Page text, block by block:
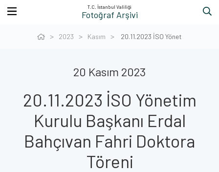
T.C. İstanbul Valiliği
Fotoğraf Arşivi
2023 Kasım 20.11.2023 İSO Yönet
20 Kasım 2023
20.11.2023 İSO Yönetim
Kurulu Başkanı Erdal
Bahçıvan Fahri Doktora
Töreni